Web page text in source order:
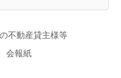
不動産貸主様等
会報紙